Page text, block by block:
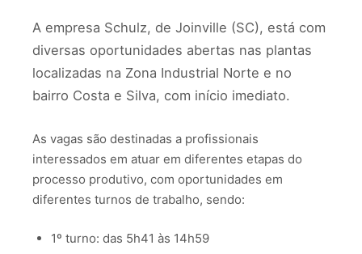
A empresa Schulz, de Joinville (SC), está com
diversas oportunidades abertas nas plantas
localizadas na Zona Industrial Norte e no
bairro Costa e Silva, com início imediato.
As vagas são destinadas a profissionais
interessados em atuar em diferentes etapas do
processo produtivo, com oportunidades em
diferentes turnos de trabalho, sendo:
1º turno: das 5h41 às 14h59